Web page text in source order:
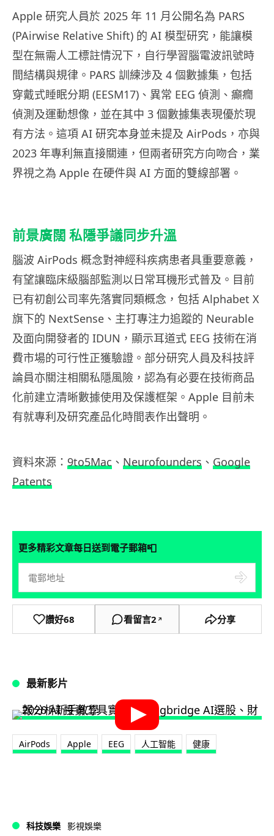
Apple 研究人員於 2025 年 11 月公開名為 PARS
(PAirwise Relative Shift) 的 AI 模型研究，能讓模
型在無需人工標註情況下，自行學習腦電波訊號時
間結構與規律。PARS 訓練涉及 4 個數據集，包括
穿戴式睡眠分期 (EESM17)、異常 EEG 偵測、癲癇
偵測及運動想像，並在其中 3 個數據集表現優於現
有方法。這項 AI 研究本身並未提及 AirPods，亦與
2023 年專利無直接關連，但兩者研究方向吻合，業
界視之為 Apple 在硬件與 AI 方面的雙線部署。
前景廣闊 私隱爭議同步升溫
腦波 AirPods 概念對神經科疾病患者具重要意義，
有望讓臨床級腦部監測以日常耳機形式普及。目前
已有初創公司率先落實同類概念，包括 Alphabet X
旗下的 NextSense、主打專注力追蹤的 Neurable
及面向開發者的 IDUN，顯示耳道式 EEG 技術在消
費市場的可行性正獲驗證。部分研究人員及科技評
論員亦關注相關私隱風險，認為有必要在技術商品
化前建立清晰數據使用及保護框架。Apple 目前未
有就專利及研究產品化時間表作出聲明。
資料來源： 9to5Mac 、 Neurofounders 、 Google
Patents
更多精彩文章每日送到電子郵箱📮
讚好68 看留言2 ↗ 分享
最新影片
AirPods Apple EEG 人工智能 健康
科技娛樂 影視娛樂